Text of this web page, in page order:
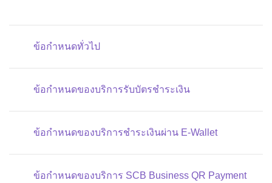
ข้อกำหนดทั่วไป
ข้อกำหนดของบริการรับบัตรชำระเงิน
ข้อกำหนดของบริการชำระเงินผ่าน E-Wallet
ข้อกำหนดของบริการ SCB Business QR Payment